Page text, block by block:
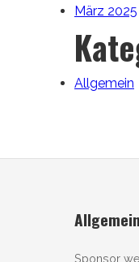
März 2025
Allgemein
Allgemein
Sponsor